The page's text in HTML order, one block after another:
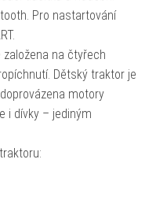
Pro nastartování
na čtyřech
Dětský traktor je
motory
i dívky – jediným